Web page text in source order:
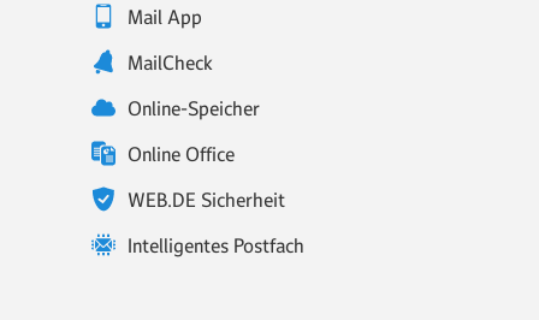
Mail App
MailCheck
Online-Speicher
Online Office
WEB.DE Sicherheit
Intelligentes Postfach